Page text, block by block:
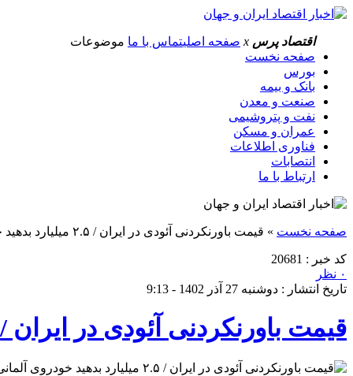
اقتصاد پرس x صفحه اصلیتماس با ما موضوعات
صفحه نخست
بورس
بانک و بیمه
صنعت و معدن
نفت و پتروشیمی
عمران و مسکن
فناوری اطلاعات
انتصابات
ارتباط با ما
صفحه نخست » قیمت باورنکردنی آئودی در ایران / ۲.۵ میلیارد بدهید خودروی آلمانی سوار شوید
کد خبر : 20681
۰ نظر
تاریخ انتشار : دوشنبه 27 آذر 1402 - 9:13
قیمت باورنکردنی آئودی در ایران / ۲.۵ میلیارد بدهید خودروی آلمانی سوار